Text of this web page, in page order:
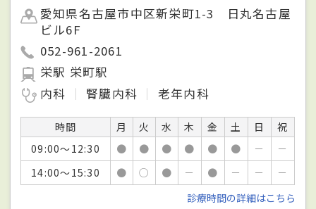
愛知県名古屋市中区新栄町1-3 日丸名古屋
ビル6F
052-961-2061
栄駅 栄町駅
内科
腎臓内科 老年内科
時間 月 火 水 木 金 土 日
祝
09:00～12:30
● ● ● ● ● ● －
－
14:00～15:30
● ○ ● － ● － －
－
診療時間の詳細はこちら